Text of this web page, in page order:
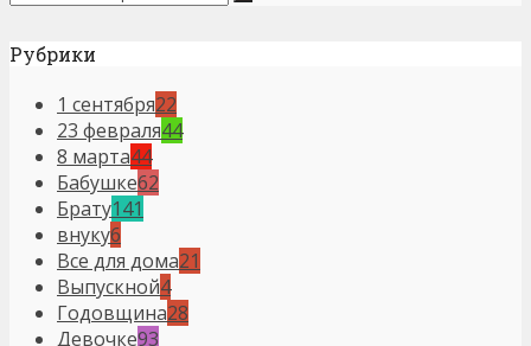
Рубрики
1 сентября22
23 февраля44
8 марта44
Бабушке62
Брату141
внуку6
Все для дома21
Выпускной4
Годовщина28
Девочке93